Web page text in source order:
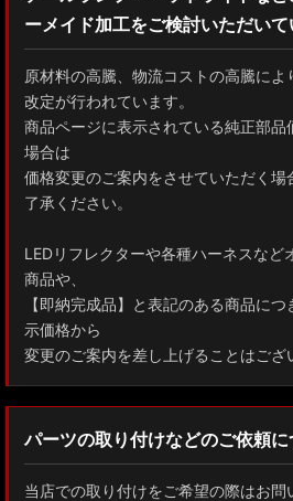
ーメイド加工をご検討いただい
原材料の高騰、物流コストの高騰に
改定が行われています。
商品ページに表示されている純正部品
場合は
価格変更のご案内をさせていただく
了承ください。
LEDリフレクターや各種ハーネスなど
商品や、
【即納完成品】と表記のある商品に
示価格から
変更のご案内を差し上げることはござ
パーツの取り付けなどのご依頼に
当店での取り付けをご希望の際はお問